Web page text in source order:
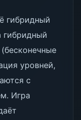
гибридный
гибридный
уровней,
с
Игра